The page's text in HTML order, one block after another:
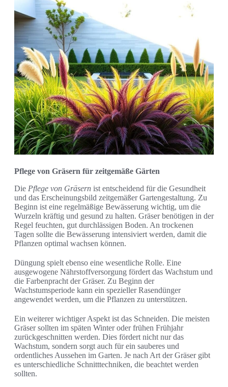
Pflege von Gräsern für zeitgemäße Gärten
Die Pflege von Gräsern ist entscheidend für die Gesundheit
und das Erscheinungsbild zeitgemäßer Gartengestaltung. Zu
Beginn ist eine regelmäßige Bewässerung wichtig, um die
Wurzeln kräftig und gesund zu halten. Gräser benötigen in der
Regel feuchten, gut durchlässigen Boden. An trockenen
Tagen sollte die Bewässerung intensiviert werden, damit die
Pflanzen optimal wachsen können.
Düngung spielt ebenso eine wesentliche Rolle. Eine
ausgewogene Nährstoffversorgung fördert das Wachstum und
die Farbenpracht der Gräser. Zu Beginn der
Wachstumsperiode kann ein spezieller Rasendünger
angewendet werden, um die Pflanzen zu unterstützen.
Ein weiterer wichtiger Aspekt ist das Schneiden. Die meisten
Gräser sollten im späten Winter oder frühen Frühjahr
zurückgeschnitten werden. Dies fördert nicht nur das
Wachstum, sondern sorgt auch für ein sauberes und
ordentliches Aussehen im Garten. Je nach Art der Gräser gibt
es unterschiedliche Schnitttechniken, die beachtet werden
sollten.